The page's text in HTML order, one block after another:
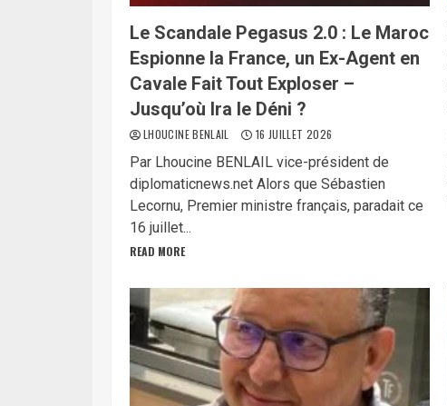
Le Scandale Pegasus 2.0 : Le Maroc
Espionne la France, un Ex-Agent en
Cavale Fait Tout Exploser –
Jusqu’où Ira le Déni ?
LHOUCINE BENLAIL 16 JUILLET 2026
Par Lhoucine BENLAIL vice-président de
diplomaticnews.net Alors que Sébastien
Lecornu, Premier ministre français, paradait ce
16 juillet...
READ MORE